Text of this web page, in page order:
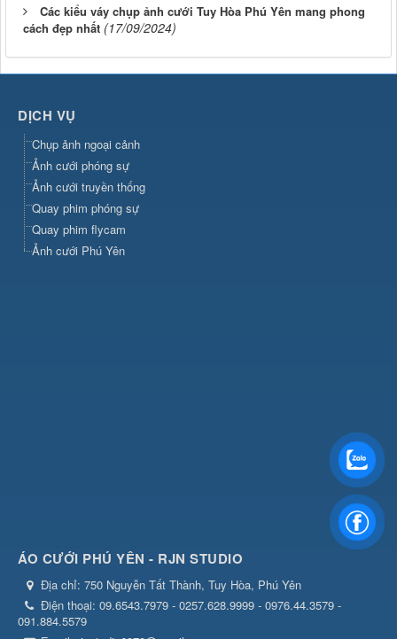
Các kiểu váy chụp ảnh cưới Tuy Hòa Phú Yên mang phong
cách đẹp nhất (17/09/2024)
DỊCH VỤ
Chụp ảnh ngoại cảnh
Ảnh cưới phóng sự
Ảnh cưới truyền thống
Quay phim phóng sự
Quay phim flycam
Ảnh cưới Phú Yên
ÁO CƯỚI PHÚ YÊN - RJN STUDIO
Địa chỉ: 750 Nguyễn Tất Thành, Tuy Hòa, Phú Yên
Điện thoại: 09.6543.7979 - 0257.628.9999 - 0976.44.3579 -
091.884.5579